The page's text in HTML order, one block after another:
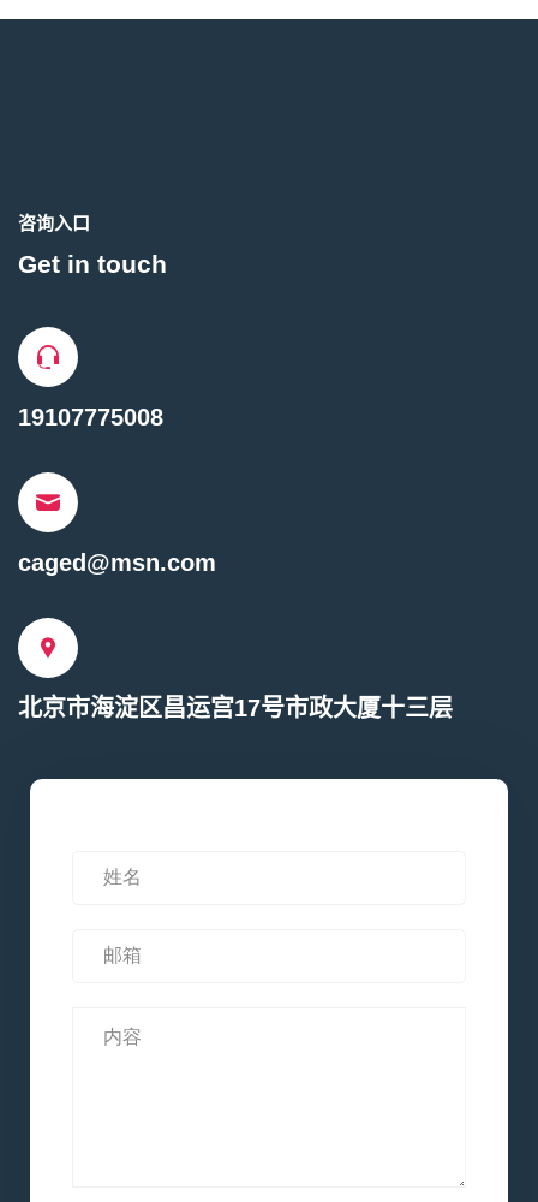
咨询入口
Get in touch
19107775008
caged@msn.com
北京市海淀区昌运宫17号市政大厦十三层